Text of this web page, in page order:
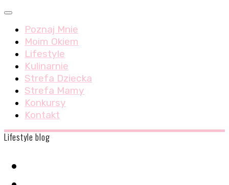
Skip
content
Menu
Poznaj Mnie
Moim Okiem
Lifestyle
Kulinarnie
Strefa Dziecka
Strefa Mamy
Konkursy
Kontakt
Lifestyle blog